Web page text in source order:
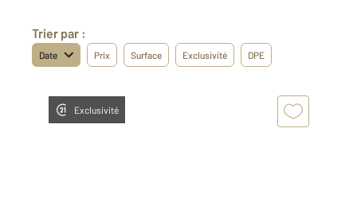
Trier par :
Date Prix Surface Exclusivité DPE
Exclusivité